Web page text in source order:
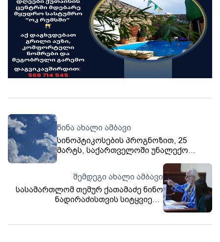
წინა ახალი ამბავი
სინოპტიკოსების პროგნოზით, 25
მარტს, საქართველოში უნალექო
მარტს ცალკეულ რაიონში შესაძლოა,
მცირე ნალექი აღინიშნოს
შემდეგი ახალი ამბავი
სასამართლომ თემურ ქათამაძე ნინო
ნადირაძისთვის სიტყვიერი